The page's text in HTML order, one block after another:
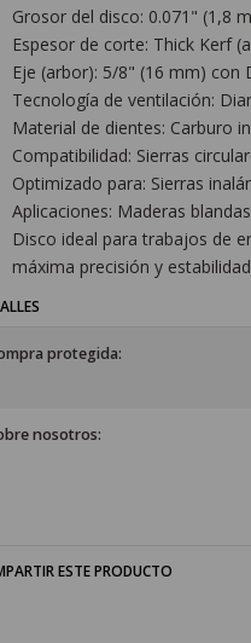
Grosor del disco: 0.071" (1,8
Espesor de corte: Thick Kerf
Eje (arbor): 5/8" (16 mm) con
Tecnología de ventilación:
Material de dientes: Carburo
Compatibilidad: Sierras
Optimizado para: Sierras
Aplicaciones: Maderas
Disco ideal para trabajos de
máxima precisión y
protegida:
nosotros:
ESTE PRODUCTO